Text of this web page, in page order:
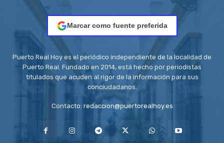
Marcar como fuente preferida
Puerto Real Hoy es el periódico independiente de la localidad de
Puerto Real. Fundado en 2014, está hecho por periodistas
titulados que acuden al rigor de la información para sus
conciudadanos.
Contacto: redaccion@puertorealhoy.es